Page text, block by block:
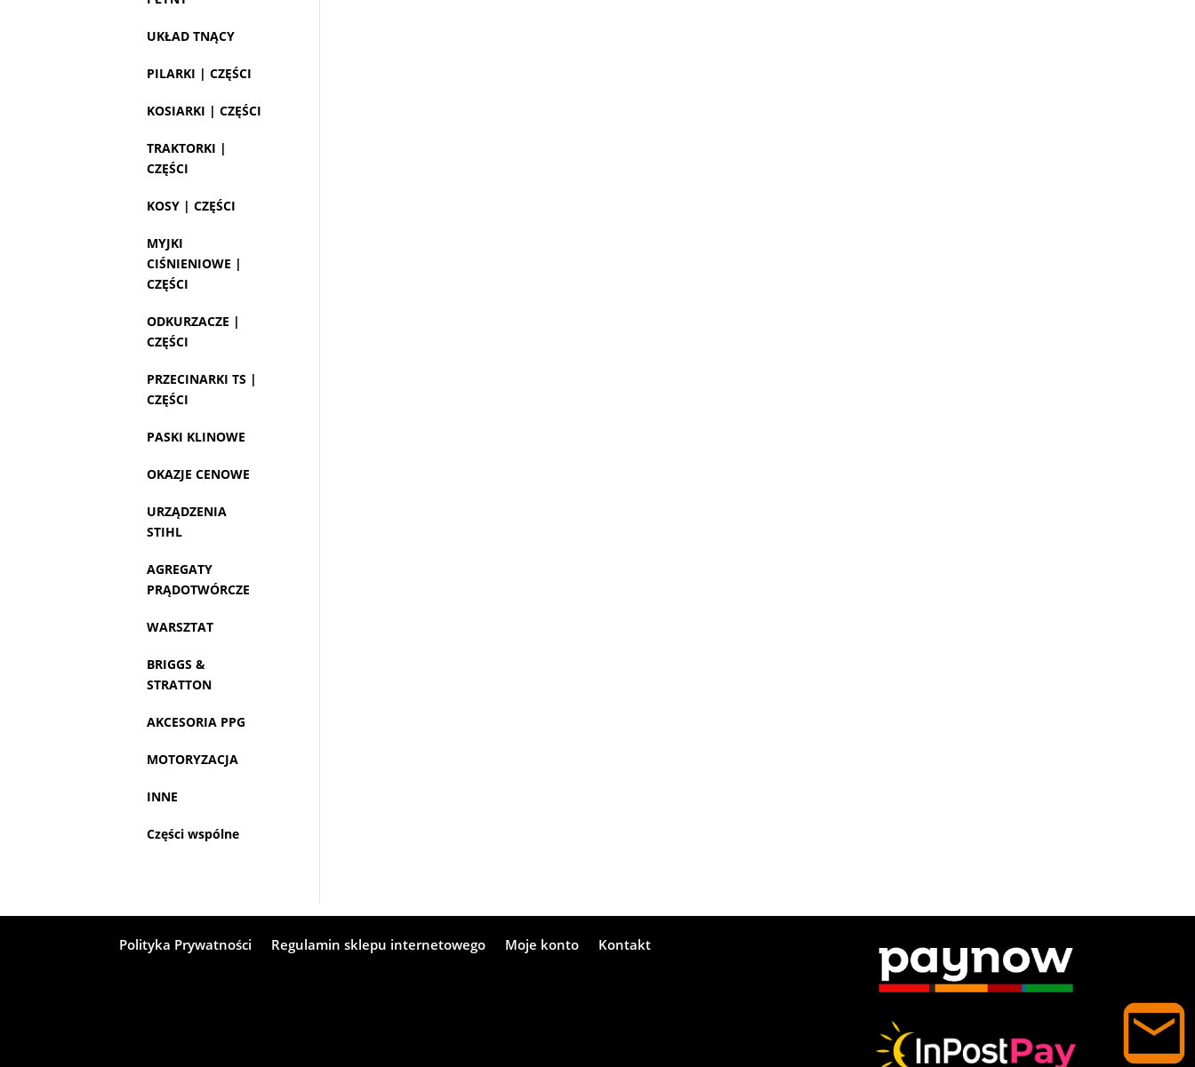
UKŁAD TNĄCY
PILARKI | CZĘŚCI
KOSIARKI | CZĘŚCI
TRAKTORKI |
CZĘŚCI
KOSY | CZĘŚCI
MYJKI
CIŚNIENIOWE |
CZĘŚCI
ODKURZACZE |
CZĘŚCI
PRZECINARKI TS |
CZĘŚCI
PASKI KLINOWE
OKAZJE CENOWE
URZĄDZENIA
STIHL
AGREGATY
PRĄDOTWÓRCZE
WARSZTAT
BRIGGS &
STRATTON
AKCESORIA PPG
MOTORYZACJA
INNE
Części wspólne
Polityka Prywatności Regulamin sklepu internetowego Moje konto Kontakt